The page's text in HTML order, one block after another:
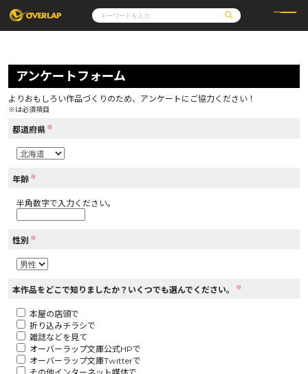
コミック
コミックガルド
コミッククリエ
LiQulle
ラブパルフェ
ライトノベル
ロサージュノベルス
その他
コミックエッセイ
通販・NEWS
OVERLAP STORE
アクセス
オーバーラップホールディングス
アンケートフォーム
よりおもしろい作品づくりのため、アンケートにご協力ください！
※は必須項目
都道府県 ※
年齢 ※
半角数字で入力ください。
性別 ※
本作品をどこで知りましたか？いくつでも選んでください。 ※
本屋の店頭で
折り込みチラシで
雑誌などを見て
オーバーラップ文庫公式HPで
オーバーラップ文庫Twitterで